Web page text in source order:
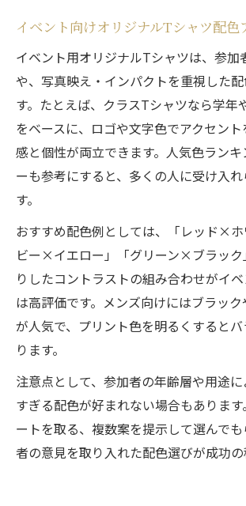
イベント向けオリジナルTシャツ配色
イベント用オリジナルTシャツは、参加
や、写真映え・インパクトを重視した
す。たとえば、クラスTシャツなら学年
をベースに、ロゴや文字色でアクセン
感と個性が両立できます。人気色ラン
ーも参考にすると、多くの人に受け入
す。
おすすめ配色例としては、「レッド×
ビー×イエロー」「グリーン×ブラック
りしたコントラストの組み合わせがイ
は高評価です。メンズ向けにはブラッ
が人気で、プリント色を明るくすると
ります。
注意点として、参加者の年齢層や用途
すぎる配色が好まれない場合もありま
ートを取る、複数案を提示して選んで
者の意見を取り入れた配色選びが成功の